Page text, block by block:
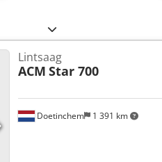
Doetinchem 1 391 km
Lintsaag
ACM Star 700